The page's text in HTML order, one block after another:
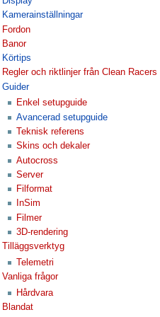
Kamerainställningar
Fordon
Banor
Körtips
Regler och riktlinjer från Clean Racers
Guider
Enkel setupguide
Avancerad setupguide
Teknisk referens
Skins och dekaler
Autocross
Server
Filformat
InSim
Filmer
3D-rendering
Tilläggsverktyg
Telemetri
Vanliga frågor
Hårdvara
Blandat